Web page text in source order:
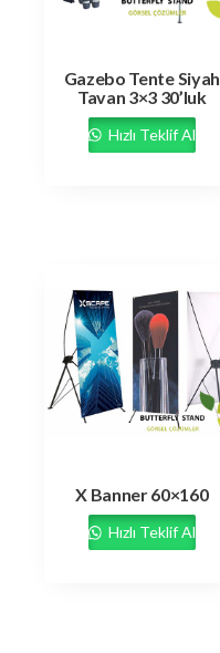
Gazebo Tente Siyah
Tavan 3×3 30’luk
Hızlı Teklif Al
X Banner 60×160
Hızlı Teklif Al